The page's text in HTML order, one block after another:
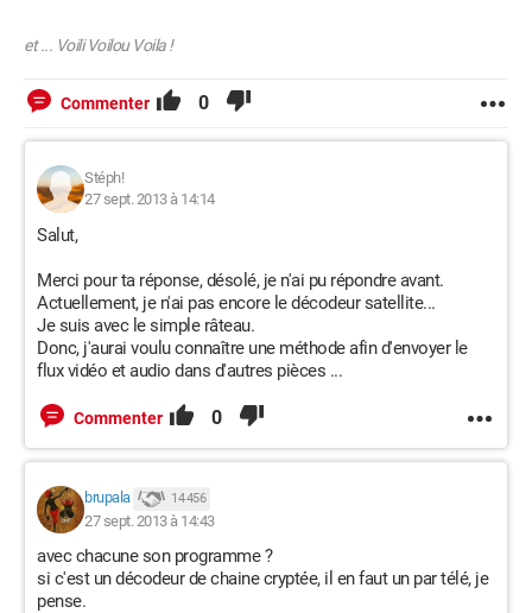
et ... Voili Voilou Voila !
Commenter 0
Stéph!
27 sept. 2013 à 14:14
Salut,
Merci pour ta réponse, désolé, je n'ai pu répondre avant.
Actuellement, je n'ai pas encore le décodeur satellite...
Je suis avec le simple râteau.
Donc, j'aurai voulu connaître une méthode afin d'envoyer le
flux vidéo et audio dans d'autres pièces ...
Commenter 0
brupala 14 456
27 sept. 2013 à 14:43
avec chacune son programme ?
si c'est un décodeur de chaine cryptée, il en faut un par télé, je
pense.